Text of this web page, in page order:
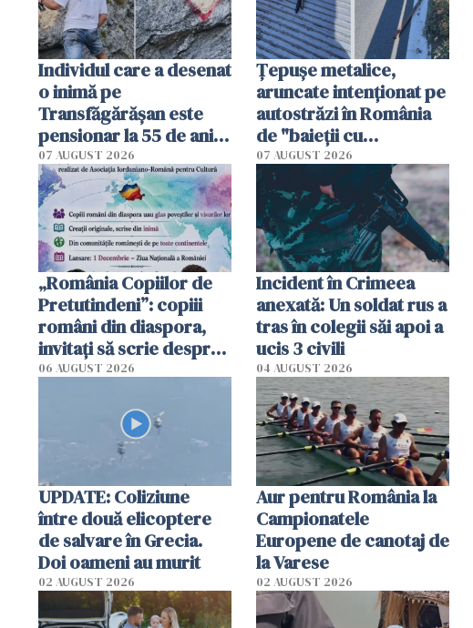
Individul care a desenat
o inimă pe
Transfăgărășan este
pensionar la 55 de ani.
Poliția l-a identificat
07 AUGUST 2026
Țepușe metalice,
aruncate intenționat pe
autostrăzi în România
de "baieții cu
platforme": "Mi-au
cerut 1200 lei să mă
tracteze"
07 AUGUST 2026
„România Copiilor de
Pretutindeni”: copiii
români din diaspora,
invitați să scrie despre
România într-un volum
06 AUGUST 2026
Incident în Crimeea
anexată: Un soldat rus a
tras în colegii săi apoi a
ucis 3 civili
04 AUGUST 2026
UPDATE: Coliziune
între două elicoptere
de salvare în Grecia.
Doi oameni au murit
02 AUGUST 2026
Aur pentru România la
Campionatele
Europene de canotaj de
la Varese
02 AUGUST 2026